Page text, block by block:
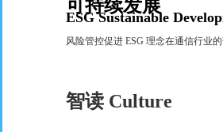
可持续发展
ESG Sustainable
风险管控促进 ESG理念在通信行业
智读 Culture